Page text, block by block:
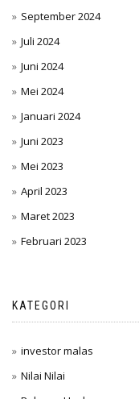
September 2024
Juli 2024
Juni 2024
Mei 2024
Januari 2024
Juni 2023
Mei 2023
April 2023
Maret 2023
Februari 2023
KATEGORI
investor malas
Nilai Nilai